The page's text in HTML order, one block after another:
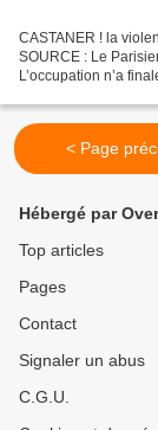
CASTANER ! la
SOURCE : Le
L’occupation n’a
< Page
Hébergé par
Top articles
Pages
Contact
Signaler un abus
C.G.U.